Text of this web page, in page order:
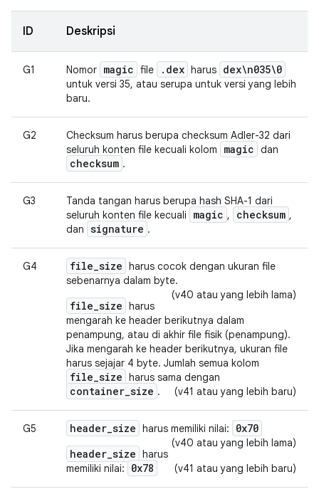
ID Deskripsi
G1 Nomor magic file . dex harus dex\n035\0
untuk versi 35, atau serupa untuk versi yang lebih
baru.
G2
Checksum harus berupa checksum Adler-32 dari
seluruh konten file kecuali kolom
magic dan
checksum .
G3
Tanda tangan harus berupa hash SHA-1 dari
seluruh konten file kecuali
magic , checksum ,
dan signature .
G4 file_size harus cocok dengan ukuran file
sebenarnya dalam byte.
(v40 atau yang lebih lama)
file_size harus
mengarah ke header berikutnya dalam
penampung, atau di akhir file fisik (penampung).
Jika mengarah ke header berikutnya, ukuran file
harus sejajar 4 byte. Jumlah semua kolom
file_size harus sama dengan
container_size . (v41 atau yang lebih baru)
G5 header_size harus memiliki nilai: 0x70
(v40 atau yang lebih lama)
header_size harus
memiliki nilai:
0x78 (v41 atau yang lebih baru)